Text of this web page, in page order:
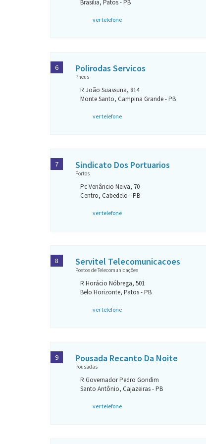
Brasília, Patos - PB
ver telefone
Polirodas Servicos
Pneus
R João Suassuna, 814
Monte Santo, Campina Grande - PB
ver telefone
6
Sindicato Dos Portuarios
Portos
Pc Venâncio Neiva, 70
Centro, Cabedelo - PB
ver telefone
7
Servitel Telecomunicacoes
Postos de Telecomunicações
R Horácio Nóbrega, 501
Belo Horizonte, Patos - PB
ver telefone
8
Pousada Recanto Da Noite
Pousadas
R Governador Pedro Gondim
Santo Antônio, Cajazeiras - PB
ver telefone
9